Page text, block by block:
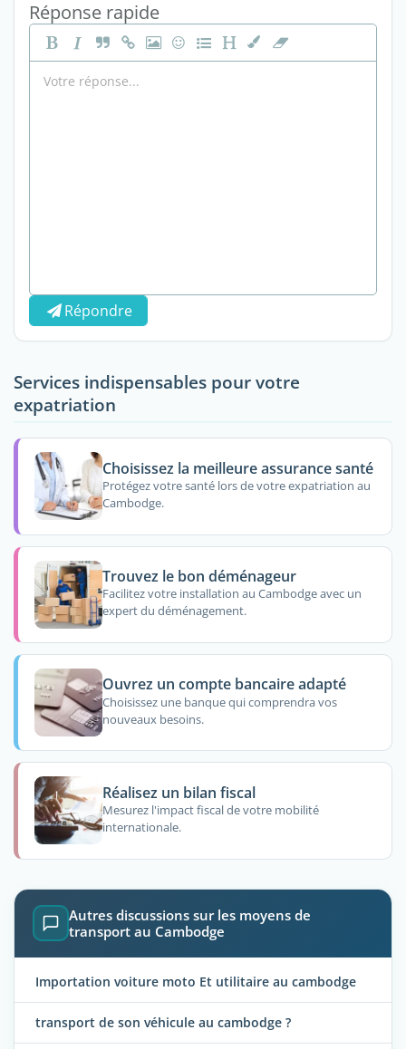
Réponse rapide
Répondre
Services indispensables pour votre
expatriation
Choisissez la meilleure assurance santé
Protégez votre santé lors de votre expatriation au
Cambodge.
Trouvez le bon déménageur
Facilitez votre installation au Cambodge avec un
expert du déménagement.
Ouvrez un compte bancaire adapté
Choisissez une banque qui comprendra vos
nouveaux besoins.
Réalisez un bilan fiscal
Mesurez l'impact fiscal de votre mobilité
internationale.
Autres discussions sur les moyens de
transport au Cambodge
Importation voiture moto Et utilitaire au cambodge
transport de son véhicule au cambodge ?